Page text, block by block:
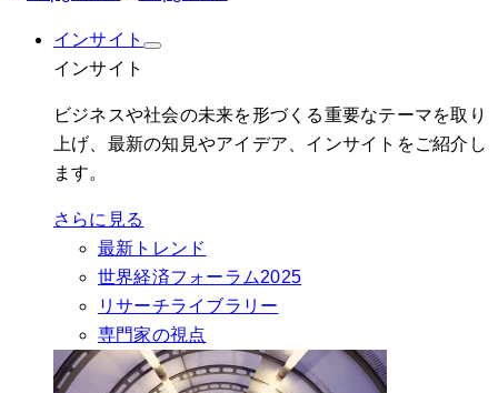
インサイト
インサイト
ビジネスや社会の未来を形づくる重要なテーマを取り
上げ、最新の知見やアイデア、インサイトをご紹介し
ます。
さらに見る
最新トレンド
世界経済フォーラム2025
リサーチライブラリー
専門家の視点